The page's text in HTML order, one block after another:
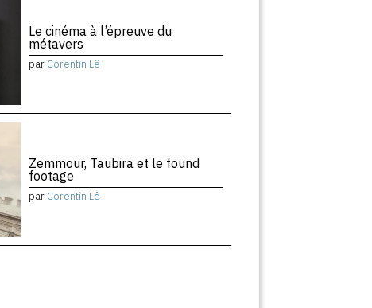
Le cinéma à l’épreuve du
métavers
par Corentin Lê
Zemmour, Taubira et le found
footage
par Corentin Lê